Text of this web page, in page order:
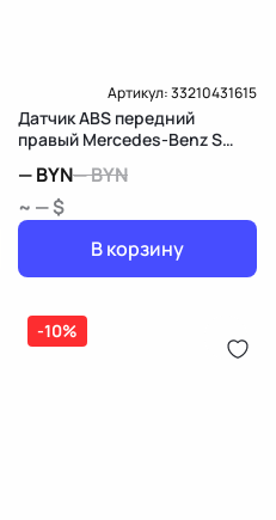
Артикул:33210431615
Датчик ABS передний
правый Mercedes-Benz S
—BYN—BYN
~ — $
В корзину
-10%